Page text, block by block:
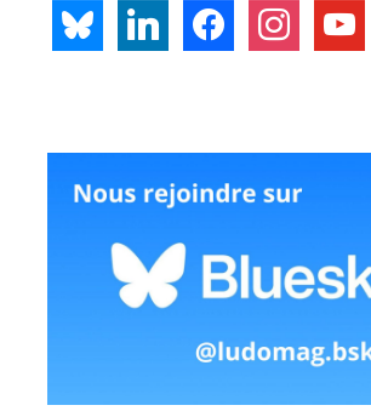
bluesky linkedin facebook instagramyoutube